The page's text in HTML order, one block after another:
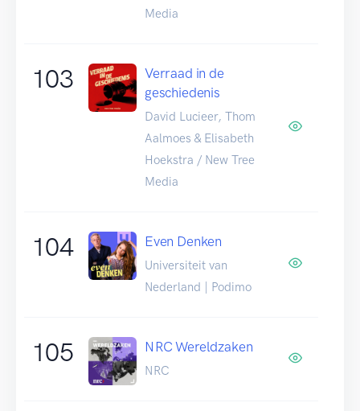
Media
103
Verraad in de
geschiedenis
David Lucieer, Thom
Aalmoes & Elisabeth
Hoekstra / New Tree
Media
104 Even Denken
Universiteit van
Nederland | Podimo
105 NRC Wereldzaken
NRC